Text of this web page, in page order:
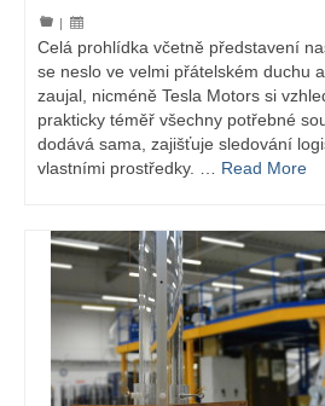
|
Celá prohlídka včetně představení
se neslo ve velmi přátelském duchu
zaujal, nicméně Tesla Motors si
prakticky téměř všechny potřebné
dodává sama, zajišťuje sledování
vlastními prostředky. … Read More